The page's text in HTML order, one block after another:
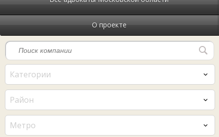
О проекте
Категории
Район
Метро